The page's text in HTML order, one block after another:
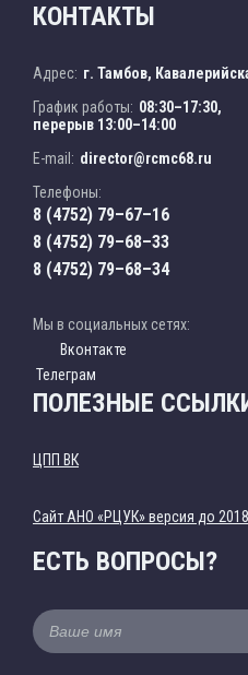
КОНТАКТЫ
Адрес: г. Тамбов,
График работы: 08:30–17:30,
перерыв 13:00–14:00
E-mail: director@rcmc68.ru
Телефоны:
8 (4752) 79–67–16
8 (4752) 79–68–33
8 (4752) 79–68–34
Мы в социальных сетях:
Вконтакте
Телеграм
ПОЛЕЗНЫЕ
ЦПП ВК
Cайт АНО «РЦУК» версия до
ЕСТЬ ВОПРОСЫ?